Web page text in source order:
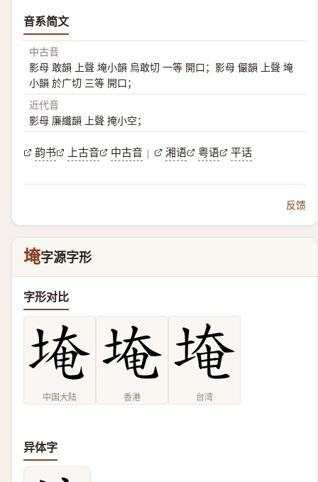
音系简文
中古音
影母 敢韻 上聲 埯小韻 烏敢切 一等 開口；影母 儼韻 上聲 埯
小韻 於广切 三等 開口；
近代音
影母 廉纖韻 上聲 掩小空；
韵书 上古音 中古音 | 湘语 粤语 平话
反馈
埯字源字形
字形对比
中国大陆 香港 台湾
异体字